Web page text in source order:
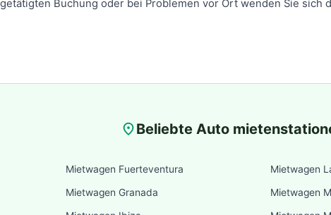
Buchung oder bei Problemen vor Ort wenden Sie
placeBeliebte Auto
Mietwagen Fuerteventura
Mietwagen Granada
Mietwagen
Mietwagen